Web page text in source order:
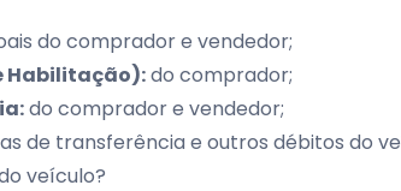
do comprador e vendedor;
Habilitação):do comprador;
do comprador e vendedor;
de transferência e outros débitos do
veículo?